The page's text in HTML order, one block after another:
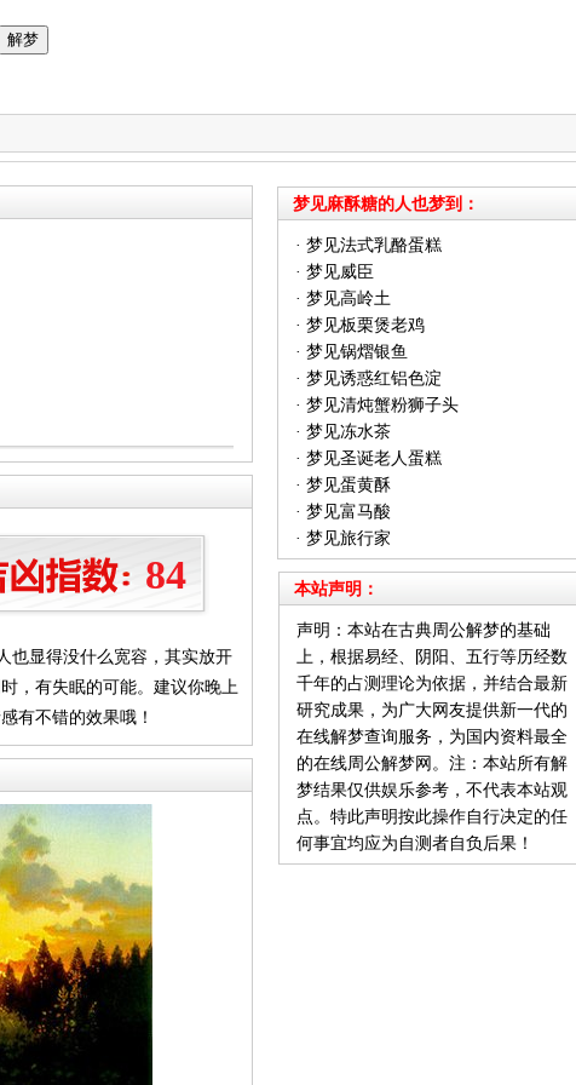
84
也显得没什么宽容，其实放开
，有失眠的可能。建议你晚上
有不错的效果哦！
梦见麻酥糖的人也梦到：
· 梦见法式乳酪蛋糕
· 梦见威臣
· 梦见高岭土
· 梦见板栗煲老鸡
· 梦见锅熠银鱼
· 梦见诱惑红铝色淀
· 梦见清炖蟹粉狮子头
· 梦见冻水茶
· 梦见圣诞老人蛋糕
· 梦见蛋黄酥
· 梦见富马酸
· 梦见旅行家
本站声明：
声明：本站在古典周公解梦的基础
上，根据易经、阴阳、五行等历经数
千年的占测理论为依据，并结合最新
研究成果，为广大网友提供新一代的
在线解梦查询服务，为国内资料最全
的在线周公解梦网。注：本站所有解
梦结果仅供娱乐参考，不代表本站观
点。特此声明按此操作自行决定的任
何事宜均应为自测者自负后果！